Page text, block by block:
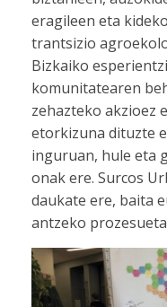
eragileen eta
trantsizio
Bizkaiko
komunitatearen
zehazteko akzioez
etorkizuna dituzte
inguruan, hule eta
onak ere. Surcos
daukate ere, baita
antzeko